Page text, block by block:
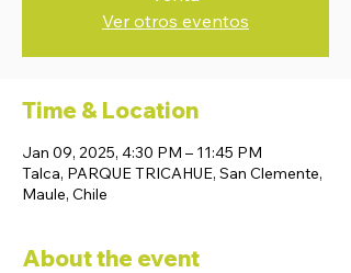
Ver otros eventos
Time & Location
Jan 09, 2025, 4:30 PM – 11:45 PM
Talca, PARQUE TRICAHUE, San Clemente,
Maule, Chile
About the event